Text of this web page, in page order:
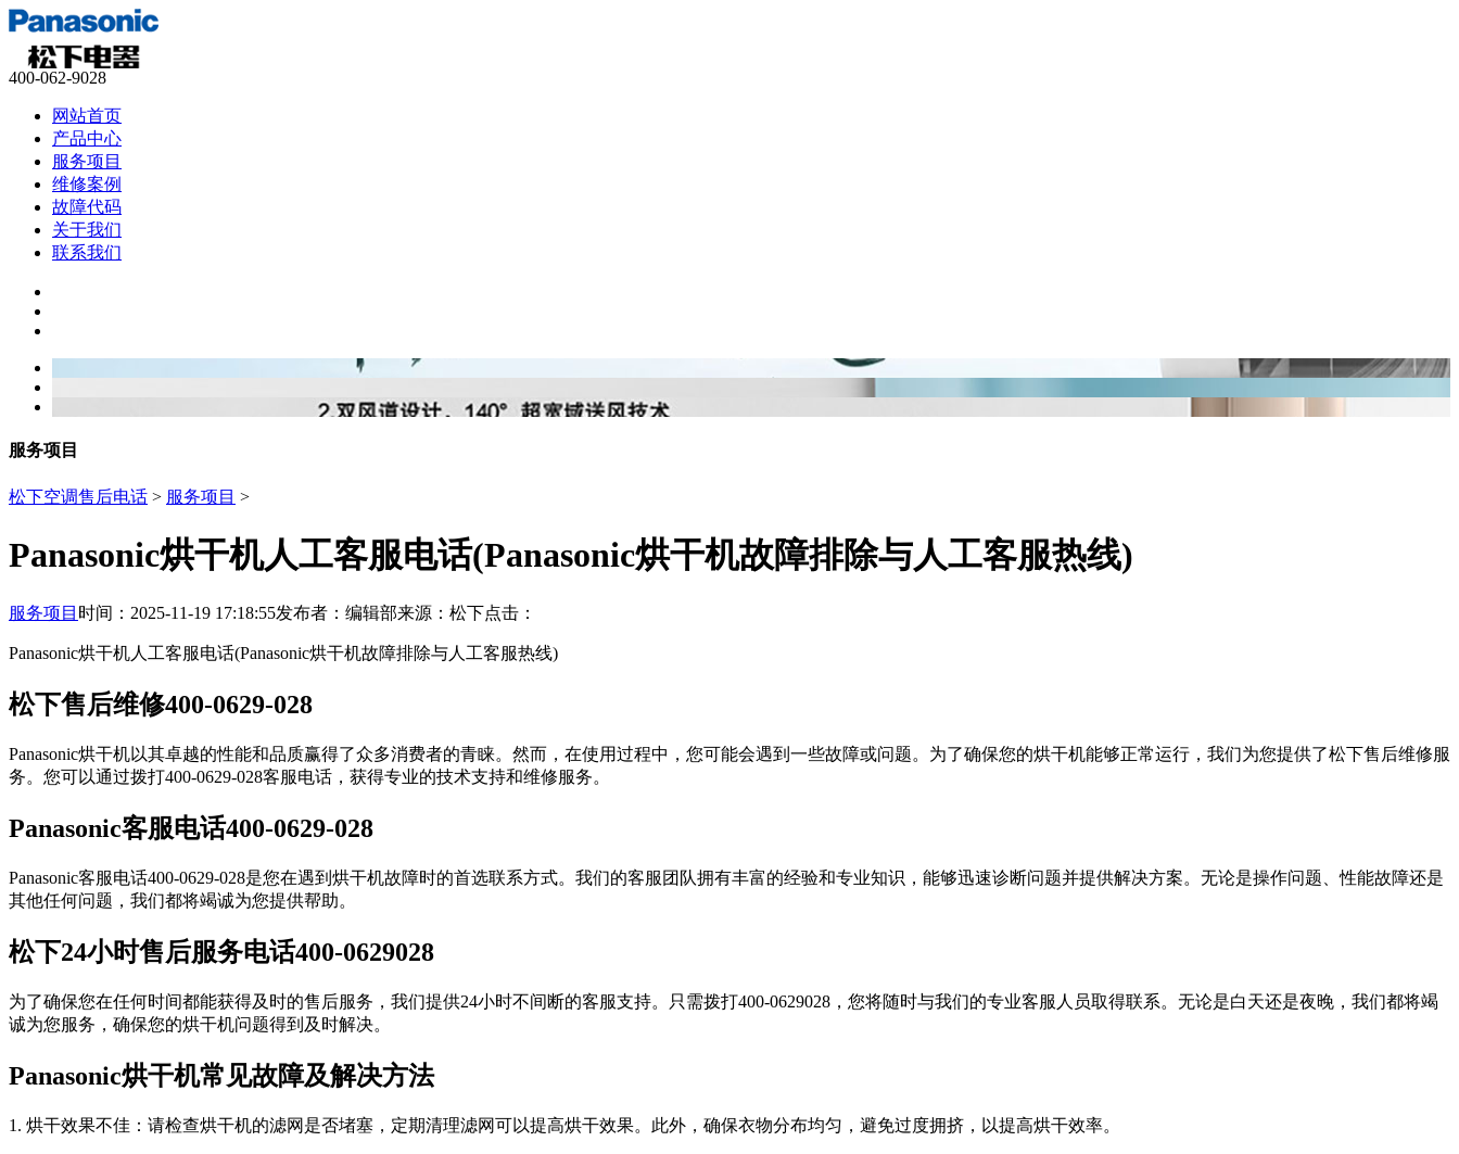
400-062-9028
网站首页
产品中心
服务项目
维修案例
故障代码
关于我们
联系我们
服务项目
松下空调售后电话 > 服务项目 >
Panasonic烘干机人工客服电话(Panasonic烘干机故障排除与人工客服热线)
服务项目 时间：2025-11-19 17:18:55发布者：编辑部来源：松下点击：
Panasonic烘干机人工客服电话(Panasonic烘干机故障排除与人工客服热线)
松下售后维修400-0629-028
Panasonic烘干机以其卓越的性能和品质赢得了众多消费者的青睐。然而，在使用过程中，您可能会遇到一些故障或问题。为了确保您的烘干机能够正常运行，我们为您提供了松下售后维修服
务。您可以通过拨打400-0629-028客服电话，获得专业的技术支持和维修服务。
Panasonic客服电话400-0629-028
Panasonic客服电话400-0629-028是您在遇到烘干机故障时的首选联系方式。我们的客服团队拥有丰富的经验和专业知识，能够迅速诊断问题并提供解决方案。无论是操作问题、性能故障还是
其他任何问题，我们都将竭诚为您提供帮助。
松下24小时售后服务电话400-0629028
为了确保您在任何时间都能获得及时的售后服务，我们提供24小时不间断的客服支持。只需拨打400-0629028，您将随时与我们的专业客服人员取得联系。无论是白天还是夜晚，我们都将竭
诚为您服务，确保您的烘干机问题得到及时解决。
Panasonic烘干机常见故障及解决方法
1. 烘干效果不佳：请检查烘干机的滤网是否堵塞，定期清理滤网可以提高烘干效果。此外，确保衣物分布均匀，避免过度拥挤，以提高烘干效率。